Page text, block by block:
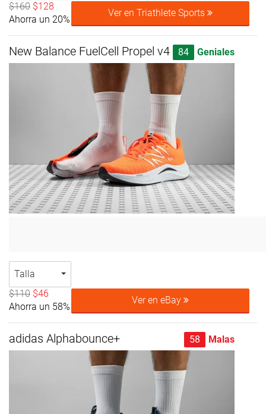
$160 $128
Ahorra un 20%
Ver en Triathlete Sports
New Balance FuelCell Propel v4 84 Geniales
Talla
$110 $46
Ahorra un 58%
Ver en eBay
adidas Alphabounce+ 58 Malas